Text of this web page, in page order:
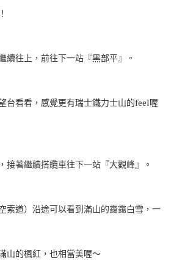
續往上，前往下一站『黑部平』。
台看看，感覺更有瑞士鐵力士山的feel喔
接著繼續搭纜車往下一站『大觀峰』。
索道）沿途可以看到滿山的靄靄白雪，一
山的楓紅，也相當美喔～